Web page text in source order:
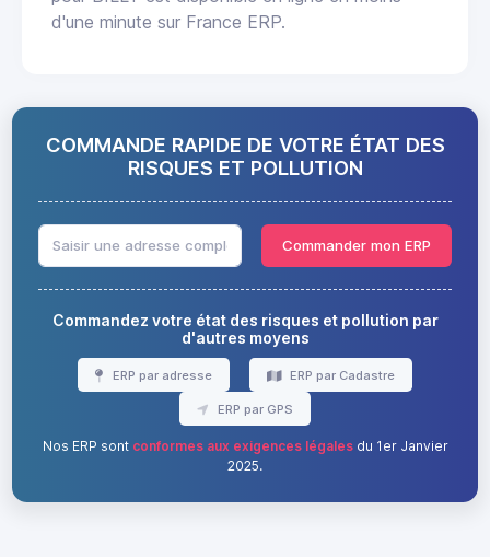
d'une minute sur France ERP.
COMMANDE RAPIDE DE VOTRE ÉTAT DES
RISQUES ET POLLUTION
Commander mon ERP
Commandez votre état des risques et pollution par
d'autres moyens
ERP par adresse ERP par Cadastre
ERP par GPS
Nos ERP sont conformes aux exigences légalesdu 1er Janvier
2025.